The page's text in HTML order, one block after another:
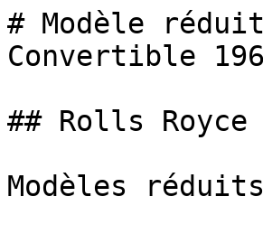
# Modèle
Convertible
## Rolls
Modèles